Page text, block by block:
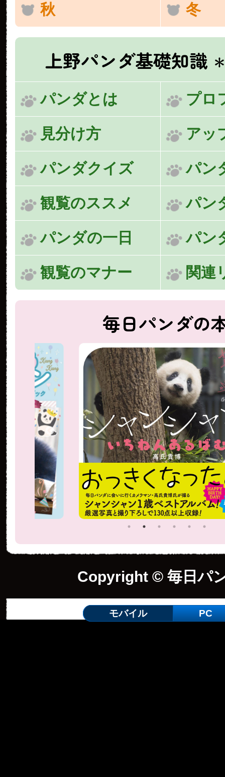
秋 冬
上野パンダ基礎知識
パンダとは プロ
見分け方 アッ
パンダクイズ パン
観覧のススメ パン
パンダの一日 パン
観覧のマナー 関連
毎日パンダの
Copyright © 毎日パ
モバイル PC